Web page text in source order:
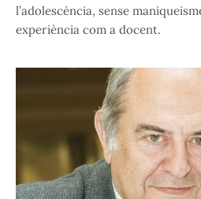
l’adolescència, sense
experiència com a docent.